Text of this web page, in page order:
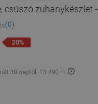
csúszó zuhanykészlet -
(0)
20%
30 naptól: 13 490 Ft